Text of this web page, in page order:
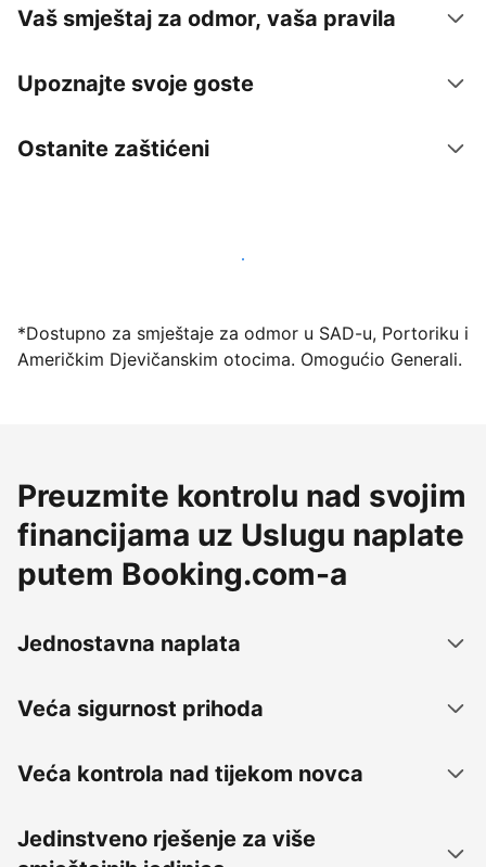
Vaš smještaj za odmor, vaša pravila
Upoznajte svoje goste
Ostanite zaštićeni
*Dostupno za smještaje za odmor u SAD-u, Portoriku i
Američkim Djevičanskim otocima. Omogućio Generali.
Preuzmite kontrolu nad svojim
financijama uz Uslugu naplate
putem Booking.com-a
Jednostavna naplata
Veća sigurnost prihoda
Veća kontrola nad tijekom novca
Jedinstveno rješenje za više